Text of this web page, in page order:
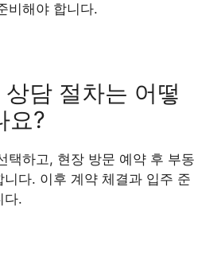
비해야 합니다.
담 절차는 어떻
요?
택하고, 현장 방문 예약 후 부동
다. 이후 계약 체결과 입주 준
다.